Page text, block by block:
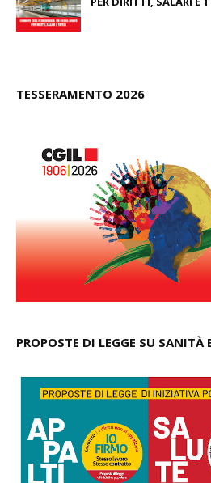
TESSERAMENTO 2026
PROPOSTE DI LEGGE SU SANITÀ